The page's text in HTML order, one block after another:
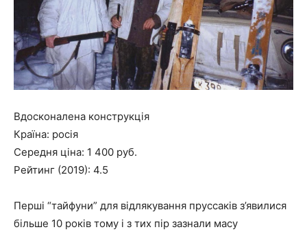
Вдосконалена конструкція
Країна: росія
Середня ціна: 1 400 руб.
Рейтинг (2019): 4.5
Перші “тайфуни” для відлякування пруссаків з’явилися
більше 10 років тому і з тих пір зазнали масу